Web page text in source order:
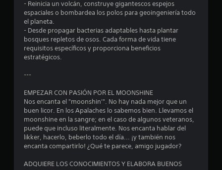
s
l
a
s
d
- Reinicia un volcán, construye gigantescos espejos
espaciales o bombardea los polos para geoingeniería todo
el planeta.
- Desde propagar bacterias adaptables hasta plantar
bosques repletos de osos. Cada forma de vida tiene
requisitos específicos y proporciona beneficios
estratégicos.
---
EMPEZAR CON PASIÓN POR EL MOONSHINE
Nos encanta el "moonshin'". No hay nada mejor que un
buen licor. En los Apalaches lo sabemos bien. Llevamos el
moonshine en la sangre; en el caso de algunos veteranos,
puede que incluso literalmente. Nos encanta hablar del
likker, hacerlo, beberlo todo el día... ¡y también nos
encanta compartirlo! ¿Qué te parece, amigo jugador?
ADQUIERE LOS CONOCIMIENTOS Y ELABORA BUENOS